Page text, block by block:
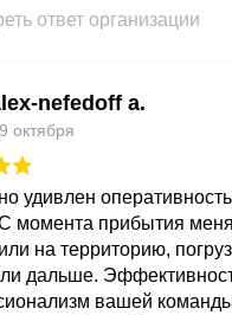
ответ организации
nefedoff a.
октября
удивлен
момента прибытия
на территорию,
дальше.
вашей